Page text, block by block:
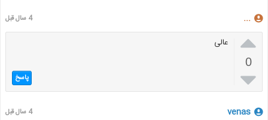
... 4 سال قبل

0

عالی
پاسخ
venas 4 سال قبل